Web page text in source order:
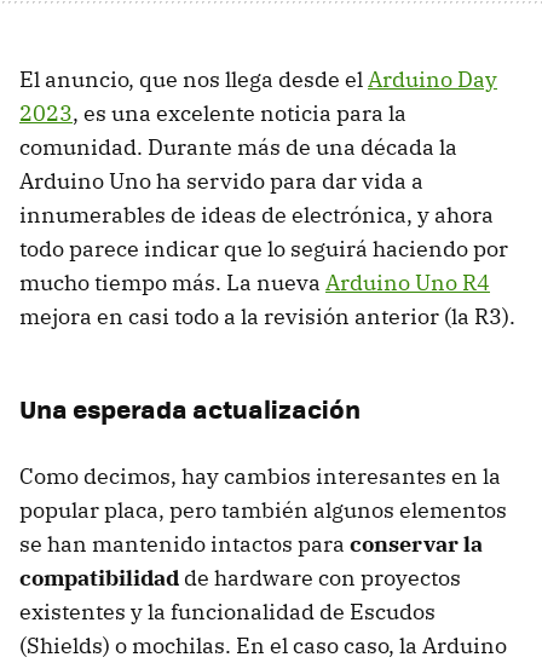
El anuncio, que nos llega desde elArduino Day
2023, es una excelente noticia para la
comunidad. Durante más de una década la
Arduino Uno ha servido para dar vida a
innumerables de ideas de electrónica, y ahora
todo parece indicar que lo seguirá haciendo por
mucho tiempo más. La nueva Arduino Uno R4
mejora en casi todo a la revisión anterior (la R3).
Una esperada actualización
Como decimos, hay cambios interesantes en la
popular placa, pero también algunos elementos
se han mantenido intactos para conservar la
compatibilidad de hardware con proyectos
existentes y la funcionalidad de Escudos
(Shields) o mochilas. En el caso caso, la Arduino